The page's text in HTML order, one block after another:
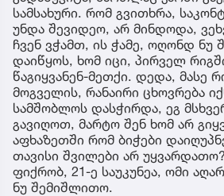
სამსახური. რომ გვითხრა,
უნდა შევიდეო, არ მინდოდა,
ჩვენ ვჭამთ, ის ჭამე, ოღონდ ნუ
დაიწყოს, ხომ იცი, პირველ
წაგიყვანენ-მეთქი. დედა, მასე
მოგველის, რანაირი ცხოვრება
სამშობლოს დასჭირდა, ეგ
გავიღოთ, მარტო შენ ხომ არ
აფხაზეთში რომ ბიჭები
თავისი შვილები არ
ფიქრობ, 21-ე საუკუნეა, ომი
ნუ შემიშლითო.